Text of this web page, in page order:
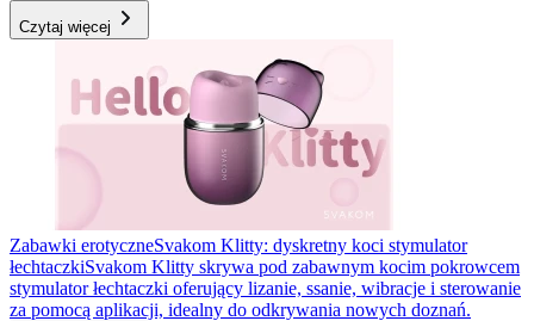
Czytaj więcej
Zabawki erotyczneSvakom Klitty: dyskretny koci stymulator
łechtaczkiSvakom Klitty skrywa pod zabawnym kocim pokrowcem
stymulator łechtaczki oferujący lizanie, ssanie, wibracje i sterowanie
za pomocą aplikacji, idealny do odkrywania nowych doznań.